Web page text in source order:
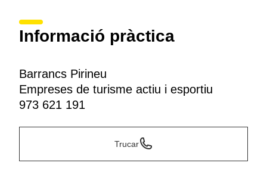
Informació pràctica
Barrancs Pirineu
Empreses de turisme actiu i esportiu
973 621 191
Trucar